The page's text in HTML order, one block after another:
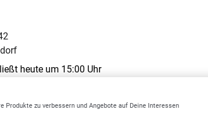
heute um 15:00 Uhr
Produkte zu verbessern und Angebote auf Deine Interessen